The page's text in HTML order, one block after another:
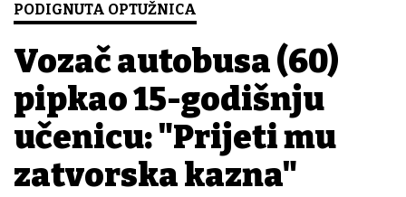
PODIGNUTA OPTUŽNICA
Vozač autobusa (60)
pipkao 15-godišnju
učenicu: "Prijeti mu
zatvorska kazna"